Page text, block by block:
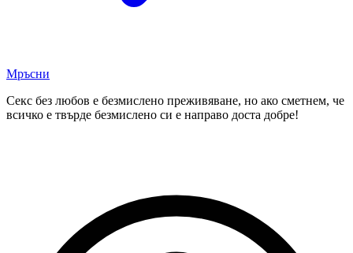
Мръсни
Секс без любов е безмислено преживяване, но ако сметнем, че
всичко е твърде безмислено си е направо доста добре!